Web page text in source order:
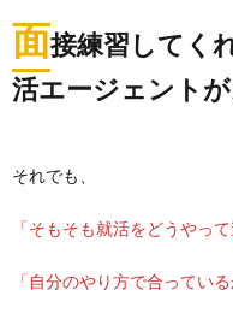
面接練習してく
活エージェント
それでも、
「そもそも就活をどうやっ
「自分のやり方で合ってい